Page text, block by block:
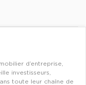
d’entreprise,
investisseurs,
toute leur chaîne de